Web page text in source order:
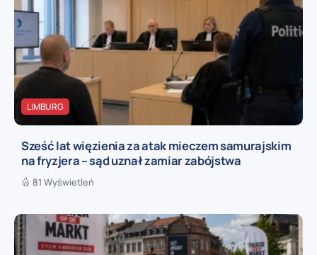
LIMBURG
Sześć lat więzienia za atak mieczem samurajskim
na fryzjera – sąd uznał zamiar zabójstwa
81 Wyświetleń